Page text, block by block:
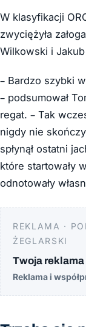
W klasyfikacji
zwyciężyła
Wilkowski i
– Bardzo szybki
– podsumował
regat. – Tak
nigdy nie
spłynął ostatni
które startowały
odnotowały
REKLAMA ·
ŻEGLARSKI
Twoja
Reklama i